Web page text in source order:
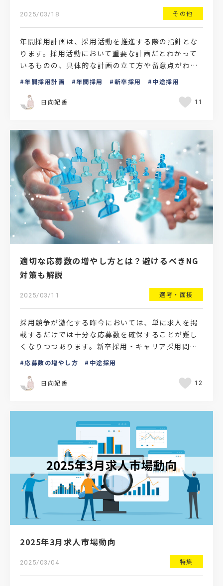
2025/03/18 その他
年間採用計画は、採用活動を推進する際の指針とな
ります。採用活動において重要な計画だとわかって
いるものの、具体的な計画の立て方や留意点がわか
らずに悩む人事担当者も少なくないでしょう。本記
年間採用計画 年間採用 新卒採用 中途採用
日向妃香 11
適切な応募数の増やし方とは？避けるべきNG
対策も解説
2025/03/11 選考・面接
採用競争が激化する昨今においては、単に求人を掲
載するだけでは十分な応募数を確保することが難し
くなりつつあります。新卒採用・キャリア採用問わ
ず、応募数の伸び悩みに苦心している採用担当者も
応募数の増やし方 中途採用
日向妃香 12
2025年3月求人市場動向
2025/03/04 特集